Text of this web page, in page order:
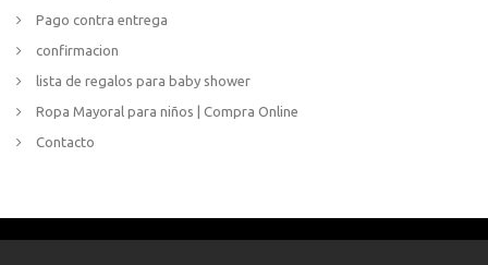
Pago contra entrega
confirmacion
lista de regalos para baby shower
Ropa Mayoral para niños | Compra Online
Contacto